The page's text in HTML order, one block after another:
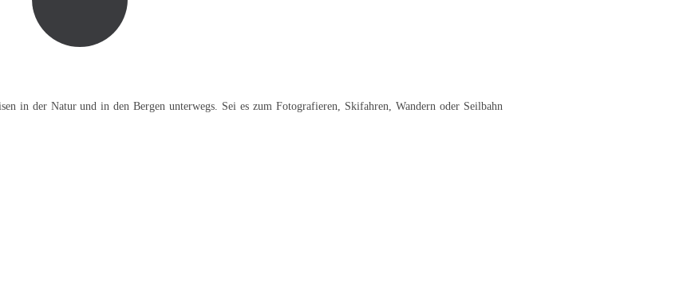
in der Natur und in den Bergen unterwegs. Sei es zum Fotografieren, Skifahren, Wandern oder Seilbahn